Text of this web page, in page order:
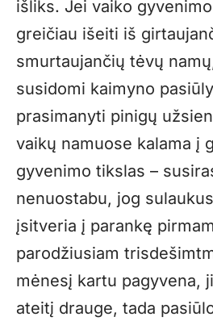
išliks. Jei vaiko
greičiau išeiti iš
smurtaujančių tėvų
susidomi kaimyno
prasimanyti pinigų
vaikų namuose kalama į
gyvenimo tikslas –
nenuostabu, jog
įsitveria į parankę
parodžiusiam
mėnesį kartu pagyvena,
ateitį drauge, tada